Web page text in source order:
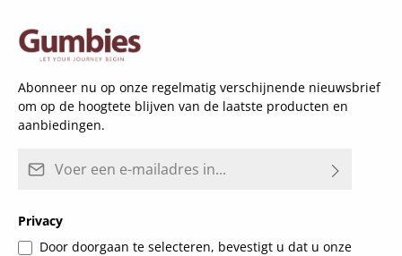
Abonneer nu op onze regelmatig verschijnende nieuwsbrief
om op de hoogtete blijven van de laatste producten en
aanbiedingen.
Privacy
Door doorgaan te selecteren, bevestigt u dat u onze